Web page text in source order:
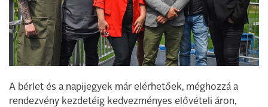
A bérlet és a napijegyek már elérhetőek, méghozzá a
rendezvény kezdetéig kedvezményes elővételi áron,